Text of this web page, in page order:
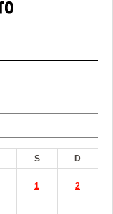
S D
1 2